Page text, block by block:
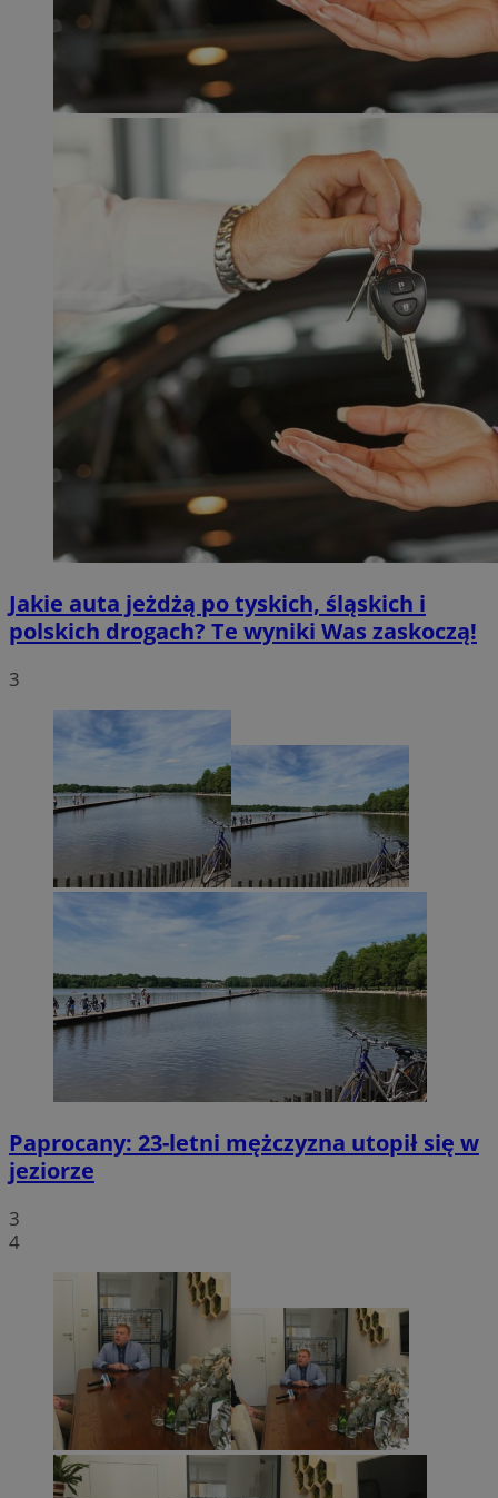
Jakie auta jeżdżą po tyskich, śląskich i
polskich drogach? Te wyniki Was zaskoczą!
3
Paprocany: 23-letni mężczyzna utopił się w
jeziorze
3
4